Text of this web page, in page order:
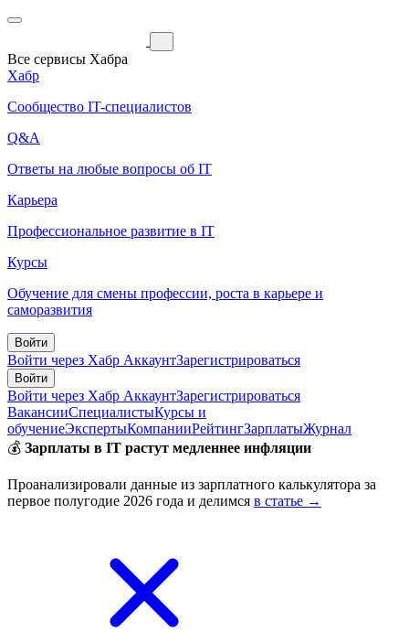
Все сервисы Хабра
Хабр
Сообщество IT-специалистов
Q&A
Ответы на любые вопросы об IT
Карьера
Профессиональное развитие в IT
Курсы
Обучение для смены профессии, роста в карьере и
саморазвития
Войти
Войти через Хабр АккаунтЗарегистрироваться
Войти
Войти через Хабр АккаунтЗарегистрироваться
ВакансииСпециалистыКурсы и
обучениеЭкспертыКомпанииРейтингЗарплатыЖурнал
💰 Зарплаты в IT растут медленнее инфляции
Проанализировали данные из зарплатного калькулятора за
первое полугодие 2026 года и делимся в статье →